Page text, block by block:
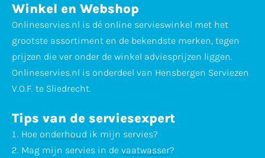
Winkel en Webshop
Onlineservies.nl is dé online servieswinkel met het
grootste assortiment en de bekendste merken, tegen
prijzen die ver onder de winkel adviesprijzen liggen.
Onlineservies.nl is onderdeel van Hensbergen Serviezen
V.O.F. te Sliedrecht.
Tips van de serviesexpert
Hoe onderhoud ik mijn servies?
Mag mijn servies in de vaatwasser?